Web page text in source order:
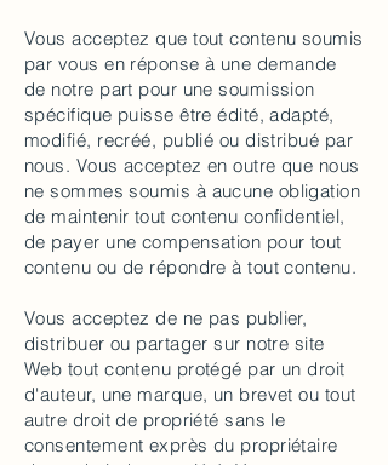
Vous acceptez que tout contenu soumis
par vous en réponse à une demande
de notre part pour une soumission
spécifique puisse être édité, adapté,
modifié, recréé, publié ou distribué par
nous. Vous acceptez en outre que nous
ne sommes soumis à aucune obligation
de maintenir tout contenu confidentiel,
de payer une compensation pour tout
contenu ou de répondre à tout contenu.
Vous acceptez de ne pas publier,
distribuer ou partager sur notre site
Web tout contenu protégé par un droit
d'auteur, une marque, un brevet ou tout
autre droit de propriété sans le
consentement exprès du propriétaire